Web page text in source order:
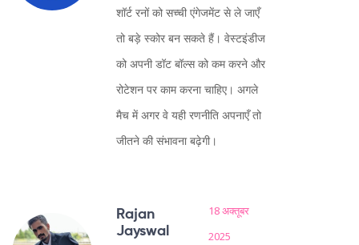
शॉर्ट रनों को सच्ची एंगेजमेंट से ले जाएँ
तो बड़े स्कोर बन सकते हैं। वेस्टइंडीज
को अपनी डॉट बॉल्स को कम करने और
रोटेशन पर काम करना चाहिए। अगले
मैच में अगर वे यही रणनीति अपनाएँ तो
जीतने की संभावना बढ़ेगी।
Rajan
Jayswal
18 अक्तूबर
2025